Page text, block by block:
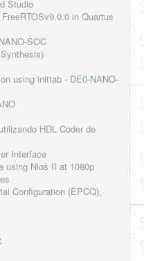
Studio
in Quartus
SOC
using inittab - DE0-NANO-
HDL Coder de
Interface
using Nios II at 1080p
Configuration (EPCQ),